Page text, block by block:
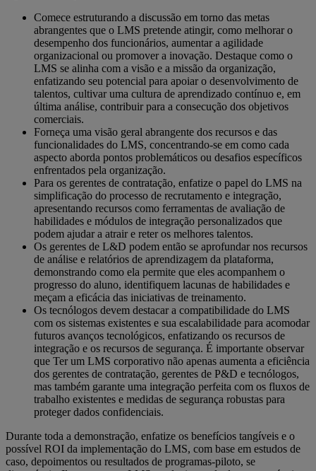
Comece estruturando a discussão em torno das metas
abrangentes que o LMS pretende atingir, como melhorar o
desempenho dos funcionários, aumentar a agilidade
organizacional ou promover a inovação. Destaque como o
LMS se alinha com a visão e a missão da organização,
enfatizando seu potencial para apoiar o desenvolvimento de
talentos, cultivar uma cultura de aprendizado contínuo e, em
última análise, contribuir para a consecução dos objetivos
comerciais.
Forneça uma visão geral abrangente dos recursos e das
funcionalidades do LMS, concentrando-se em como cada
aspecto aborda pontos problemáticos ou desafios específicos
enfrentados pela organização.
Para os gerentes de contratação, enfatize o papel do LMS na
simplificação do processo de recrutamento e integração,
apresentando recursos como ferramentas de avaliação de
habilidades e módulos de integração personalizados que
podem ajudar a atrair e reter os melhores talentos.
Os gerentes de L&D podem então se aprofundar nos recursos
de análise e relatórios de aprendizagem da plataforma,
demonstrando como ela permite que eles acompanhem o
progresso do aluno, identifiquem lacunas de habilidades e
meçam a eficácia das iniciativas de treinamento.
Os tecnólogos devem destacar a compatibilidade do LMS
com os sistemas existentes e sua escalabilidade para acomodar
futuros avanços tecnológicos, enfatizando os recursos de
integração e os recursos de segurança. É importante observar
que Ter um LMS corporativo não apenas aumenta a eficiência
dos gerentes de contratação, gerentes de P&D e tecnólogos,
mas também garante uma integração perfeita com os fluxos de
trabalho existentes e medidas de segurança robustas para
proteger dados confidenciais.
Durante toda a demonstração, enfatize os benefícios tangíveis e o
possível ROI da implementação do LMS, com base em estudos de
caso, depoimentos ou resultados de programas-piloto, se